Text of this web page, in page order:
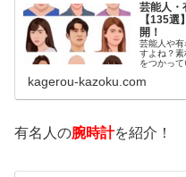
芸能人・
【135
開！
芸能人や
すよね？
をつかっ
いるので
kagerou-kazoku.com
有名人の腕時計を紹介！